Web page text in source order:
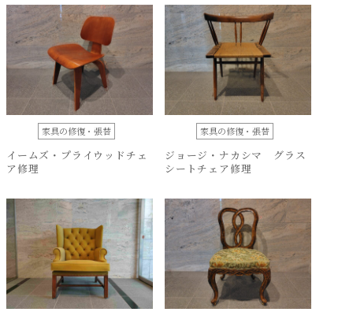
家具の修復・張替
イームズ・プライウッドチェ
ア修理
家具の修復・張替
ジョージ・ナカシマ グラス
シートチェア修理